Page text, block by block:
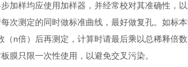
加样均应使用加样器，并经常校对其准确性，
次测定的同时做标准曲线，最好做复孔。如标
（n倍）后再测定，计算时请最后乘以总稀释倍
膜只限一次性使用，以避免交叉污染。